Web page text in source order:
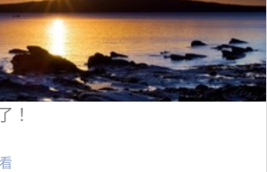
！